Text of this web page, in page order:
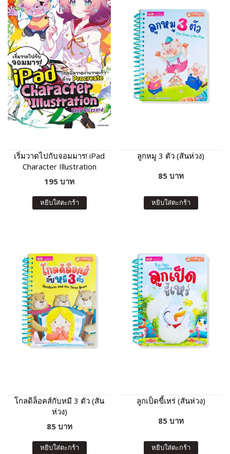
เริ่มวาดไปกับจอมมาร! iPad
Character Illustration
เทคนิควาดง่ายวาดเร็วด้วย
195 บาท
หยิบใส่ตะกร้า
ลูกหมู 3 ตัว (สันห่วง)
85 บาท
หยิบใส่ตะกร้า
โกลดิล็อคส์กับหมี 3 ตัว (สัน
ห่วง)
85 บาท
หยิบใส่ตะกร้า
ลูกเป็ดขี้เหร่ (สันห่วง)
85 บาท
หยิบใส่ตะกร้า